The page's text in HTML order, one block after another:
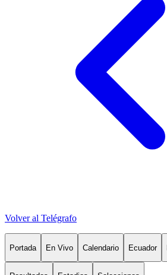
Volver al Telégrafo
Portada En Vivo Calendario Ecuador